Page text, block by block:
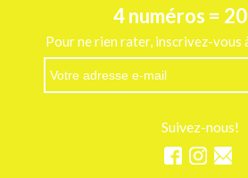
4 numéros =
Pour ne rien rater, inscrivez-
Suivez-nous!